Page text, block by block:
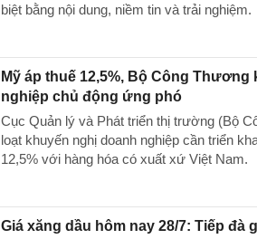
biệt bằng nội dung, niềm tin và trải nghiệm.
Mỹ áp thuế 12,5%, Bộ Công Thương
nghiệp chủ động ứng phó
Cục Quản lý và Phát triển thị trường (Bộ
loạt khuyến nghị doanh nghiệp cần triển
12,5% với hàng hóa có xuất xứ Việt Nam.
Giá xăng dầu hôm nay 28/7: Tiếp đà